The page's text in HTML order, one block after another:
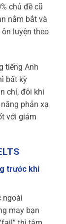
chủ đề cũ
nắm bắt và
luyện theo
tiếng Anh
bất kỳ
chí, đôi khi
phản xạ
với giám
trước khi
ngoài
may bạn